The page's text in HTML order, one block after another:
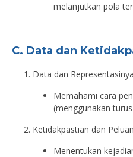
melanjutkan pola
C. Data dan
Data dan Representasinya
Memahami cara
(menggunakan
Ketidakpastian dan
Menentukan